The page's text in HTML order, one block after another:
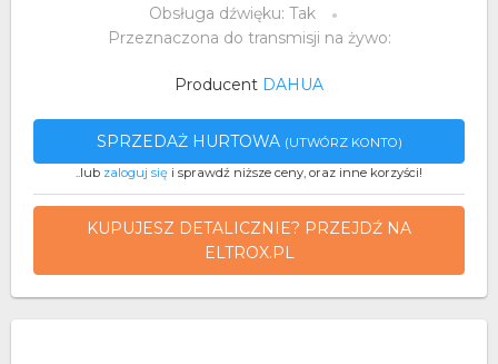
Obsługa dźwięku: Tak
Przeznaczona do transmisji na żywo:
Producent DAHUA
SPRZEDAŻ HURTOWA (UTWÓRZ KONTO)
..lub zaloguj się i sprawdź niższe ceny, oraz inne korzyści!
KUPUJESZ DETALICZNIE? PRZEJDŹ NA
ELTROX.PL